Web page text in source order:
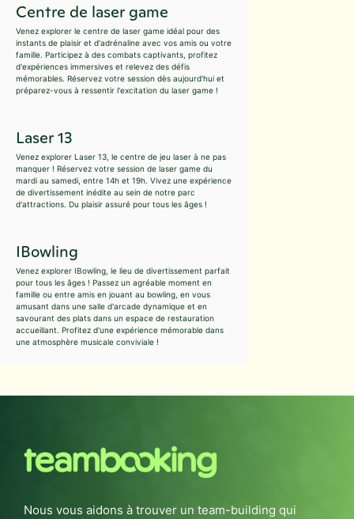
Centre de laser game
Venez explorer le centre de laser game idéal pour des
instants de plaisir et d'adrénaline avec vos amis ou votre
famille. Participez à des combats captivants, profitez
d'expériences immersives et relevez des défis
mémorables. Réservez votre session dès aujourd'hui et
préparez-vous à ressentir l'excitation du laser game !
Laser 13
Venez explorer Laser 13, le centre de jeu laser à ne pas
manquer ! Réservez votre session de laser game du
mardi au samedi, entre 14h et 19h. Vivez une expérience
de divertissement inédite au sein de notre parc
d'attractions. Du plaisir assuré pour tous les âges !
IBowling
Venez explorer IBowling, le lieu de divertissement parfait
pour tous les âges ! Passez un agréable moment en
famille ou entre amis en jouant au bowling, en vous
amusant dans une salle d'arcade dynamique et en
savourant des plats dans un espace de restauration
accueillant. Profitez d'une expérience mémorable dans
une atmosphère musicale conviviale !
Nous vous aidons à trouver un team-building qui